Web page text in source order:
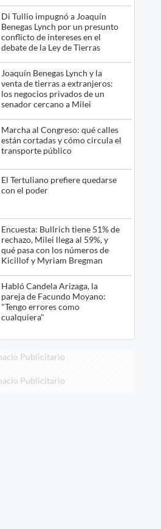
Di Tullio impugnó a Joaquín
Benegas Lynch por un presunto
conflicto de intereses en el
debate de la Ley de Tierras
Joaquín Benegas Lynch y la
venta de tierras a extranjeros:
los negocios privados de un
senador cercano a Milei
Marcha al Congreso: qué calles
están cortadas y cómo circula el
transporte público
El Tertuliano prefiere quedarse
con el poder
Encuesta: Bullrich tiene 51% de
rechazo, Milei llega al 59%, y
qué pasa con los números de
Kicillof y Myriam Bregman
Habló Candela Arizaga, la
pareja de Facundo Moyano:
"Tengo errores como
cualquiera"
Publicitario
Publicitario